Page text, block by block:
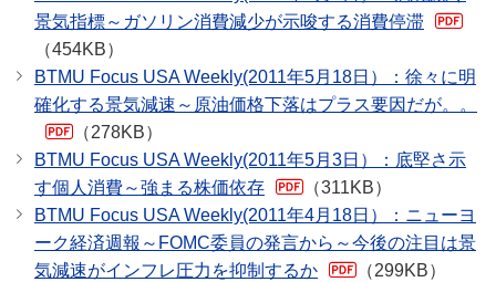
景気指標～ガソリン消費減少が示唆する消費停滞
（454KB）
BTMU Focus USA Weekly(2011年5月18日）：徐々に明
確化する景気減速～原油価格下落はプラス要因だが。。
（278KB）
BTMU Focus USA Weekly(2011年5月3日）：底堅さ示
す個人消費～強まる株価依存
（311KB）
BTMU Focus USA Weekly(2011年4月18日）：ニューヨ
ーク経済週報～FOMC委員の発言から～今後の注目は景
気減速がインフレ圧力を抑制するか
（299KB）